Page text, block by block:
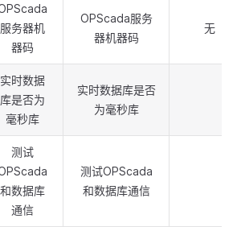
服务器机
器码
OPScada服务
器机器码
无
实时数据
库是否为
毫秒库
实时数据库是否
为毫秒库
测试
和数据库
通信
测试OPScada
和数据库通信